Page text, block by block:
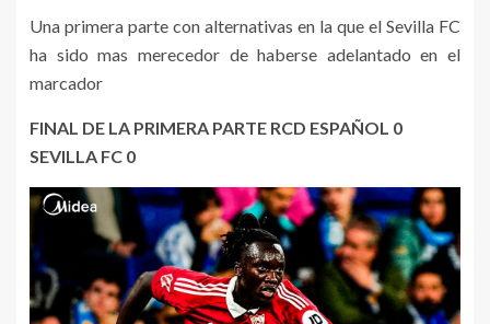
Una primera parte con alternativas en la que el Sevilla FC
ha sido mas merecedor de haberse adelantado en el
marcador
FINAL DE LA PRIMERA PARTE RCD ESPAÑOL 0
SEVILLA FC 0